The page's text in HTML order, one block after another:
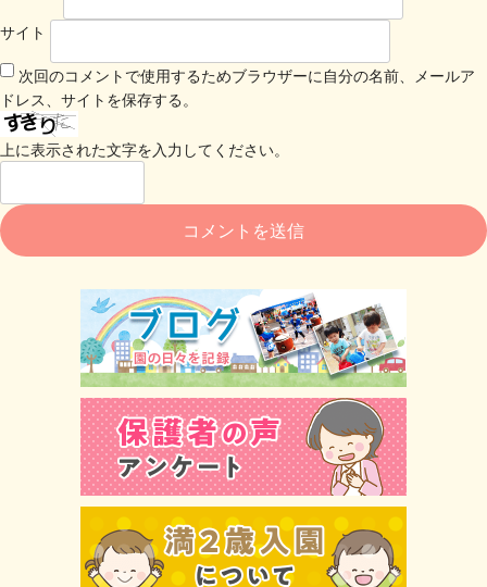
サイト
次回のコメントで使用するためブラウザーに自分の名前、メールア
ドレス、サイトを保存する。
上に表示された文字を入力してください。